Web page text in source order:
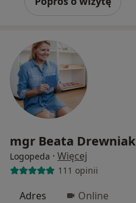
mgr Beata Drewniak
Logopeda · Więcej
111 opinii
Adres Online